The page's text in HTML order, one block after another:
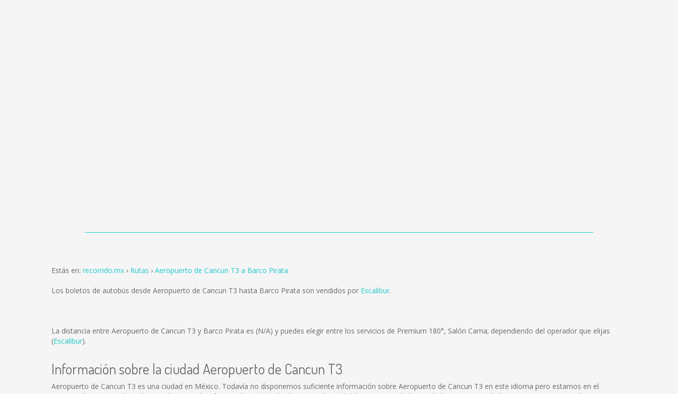
Estás en: recorrido.mx Rutas Aeropuerto de Cancun T3 a Barco Pirata
Los boletos de autobús desde Aeropuerto de Cancun T3 hasta Barco Pirata son vendidos por Escalibur.
La distancia entre Aeropuerto de Cancun T3 y Barco Pirata es (N/A) y puedes elegir entre los servicios de Premium 180°, Salón Cama; dependiendo del operador que elijas
(Escalibur).
Información sobre la ciudad Aeropuerto de Cancun T3
Aeropuerto de Cancun T3 es una ciudad en México. Todavía no disponemos suficiente información sobre Aeropuerto de Cancun T3 en este idioma pero estamos en el